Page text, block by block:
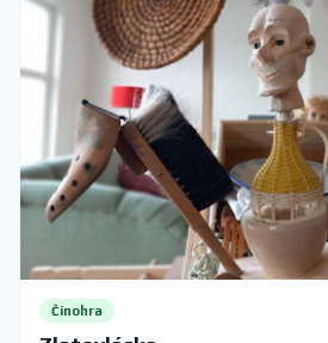
Činohra